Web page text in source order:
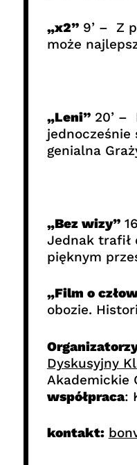
„x2”9’ – Z
może
„Leni”20’ –
genialna
„Bez wizy”
Jednak trafił
pięknym
„Film o
obozie.
Dyskusyjny
Akademickie
współpraca:
kontakt: